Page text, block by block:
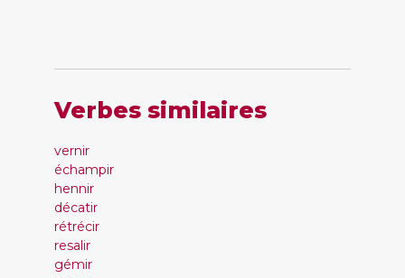
Verbes similaires
vernir
échampir
hennir
décatir
rétrécir
resalir
gémir